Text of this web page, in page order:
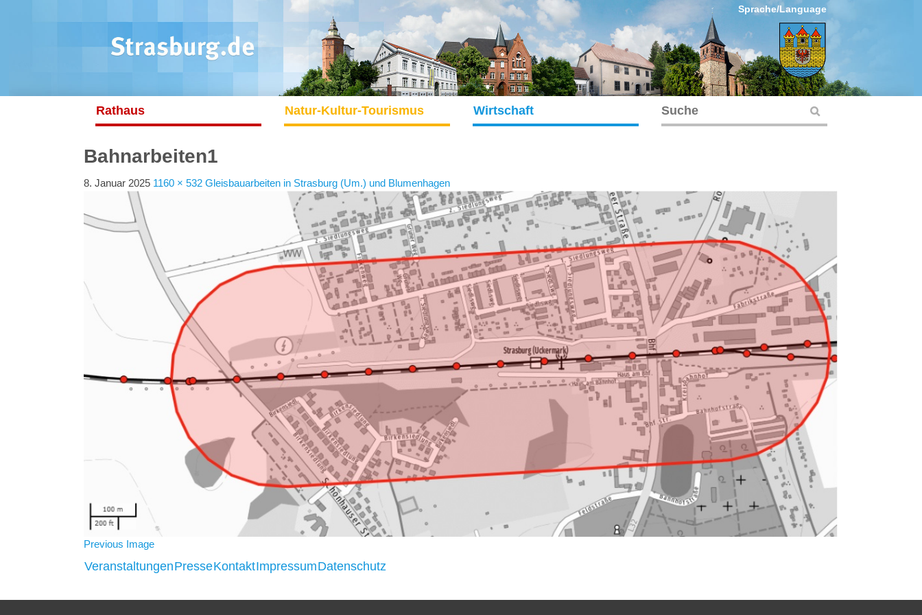
Sprache/Language
Rathaus Natur-Kultur-Tourismus Wirtschaft
Bahnarbeiten1
8. Januar 2025 1160 × 532 Gleisbauarbeiten in Strasburg (Um.) und Blumenhagen
Previous Image
VeranstaltungenPresseKontaktImpressumDatenschutz